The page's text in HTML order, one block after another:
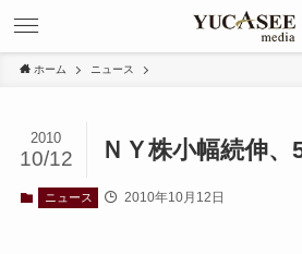
ホーム ニュース
ＮＹ株小幅続伸
2010
10/12
ニュース 2010年10月12日